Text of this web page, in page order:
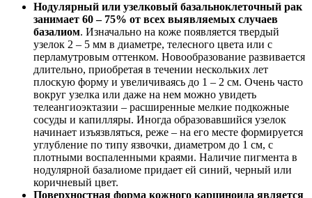
Нодулярный или узелковый базальноклеточный рак
занимает 60 – 75% от всех выявляемых случаев
базалиом. Изначально на коже появляется твердый
узелок 2 – 5 мм в диаметре, телесного цвета или с
перламутровым оттенком. Новообразование развивается
длительно, приобретая в течении нескольких лет
плоскую форму и увеличиваясь до 1 – 2 см. Очень часто
вокруг узелка или даже на нем можно увидеть
телеангиоэктазии – расширенные мелкие подкожные
сосуды и капилляры. Иногда образовавшийся узелок
начинает изъязвляться, реже – на его месте формируется
углубление по типу язвочки, диаметром до 1 см, с
плотными воспаленными краями. Наличие пигмента в
нодулярной базалиоме придает ей синий, черный или
коричневый цвет.
Поверхностная форма кожного карциноида является